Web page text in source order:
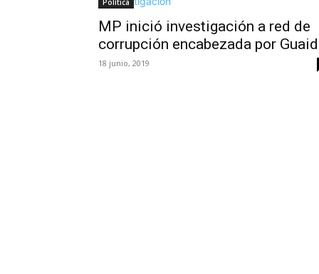
Política
MP inició investigación a red de
corrupción encabezada por
18 junio, 2019